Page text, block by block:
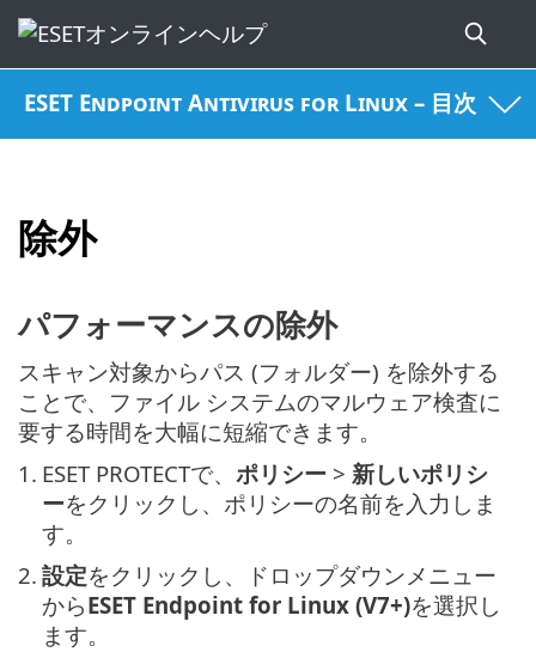
ESET Endpoint Antivirus for Linux – 目次
除外
パフォーマンスの除外
スキャン対象からパス (フォルダー) を除外する
ことで、ファイル システムのマルウェア検査に
要する時間を大幅に短縮できます。
1. ESET PROTECTで、 ポリシー > 新しいポリシ
ーをクリックし、ポリシーの名前を入力しま
す。
2. 設定をクリックし、ドロップダウンメニュー
からESET Endpoint for Linux (V7+)を選択し
ます。